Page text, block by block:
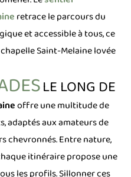
retrace le parcours du
et accessible à tous, ce
Saint-Melaine lovée
LE LONG DE
offre une multitude de
adaptés aux amateurs de
chevronnés. Entre nature,
itinéraire propose une